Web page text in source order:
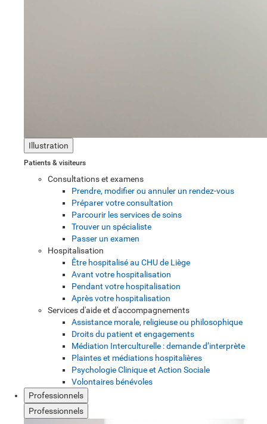
Illustration
Patients & visiteurs
Consultations et examens
Prendre, modifier ou annuler un rendez-vous
Préparer votre consultation
Parcourir les services de soins
Trouver un spécialiste
Passer un examen
Hospitalisation
Être hospitalisé au CHU de Liège
Avant votre hospitalisation
Pendant votre hospitalisation
Après votre hospitalisation
Services d'aide et d'accompagnements
Assistance morale, religieuse ou philosophique
Droits du patient et engagements
Médiation Interculturelle : demande d’interprète
Plaintes et médiations hospitalières
Psychologie Clinique et Action Sociale
Volontaires bénévoles
Professionnels
Professionnels